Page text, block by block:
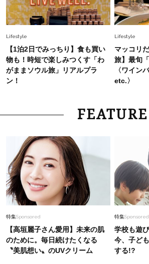
Lifestyle
【1泊2日でみっちり】食も買い
物も！時短で楽しみつくす「わ
がままソウル旅」リアルプラ
ン！
Lifestyle
マッコリ
旅】最旬
〈ワイン
etc.〉
FEATURE
特集Sponsored
【高垣麗子さん愛用】未来の肌
のために。毎日続けたくなる
〝美肌想い〟のUVクリーム
特集Sponsored
学校も遊
今、子ど
する!?